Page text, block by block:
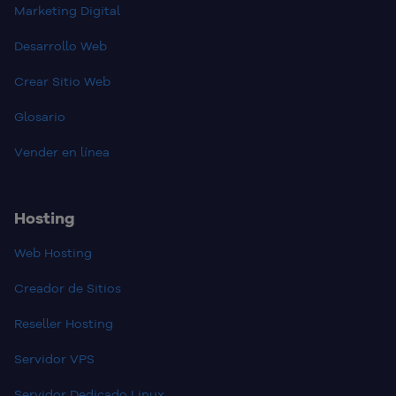
Marketing Digital
Desarrollo Web
Crear Sitio Web
Glosario
Vender en línea
Hosting
Web Hosting
Creador de Sitios
Reseller Hosting
Servidor VPS